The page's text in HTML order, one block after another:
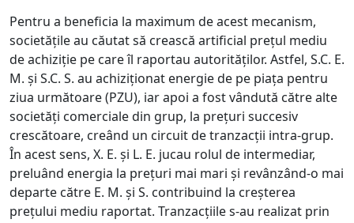
Pentru a beneficia la maximum de acest mecanism,
societățile au căutat să crească artificial prețul mediu
de achiziție pe care îl raportau autorităților. Astfel, S.C. E.
M. și S.C. S. au achiziționat energie de pe piața pentru
ziua următoare (PZU), iar apoi a fost vândută către alte
societăți comerciale din grup, la prețuri succesiv
crescătoare, creând un circuit de tranzacții intra-grup.
În acest sens, X. E. și L. E. jucau rolul de intermediar,
preluând energia la prețuri mai mari și revânzând-o mai
departe către E. M. și S. contribuind la creșterea
prețului mediu raportat. Tranzacțiile s-au realizat prin